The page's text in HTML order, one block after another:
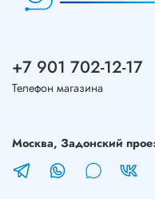
+7 901 702-12-17
Телефон магазина
Москва, Задонский